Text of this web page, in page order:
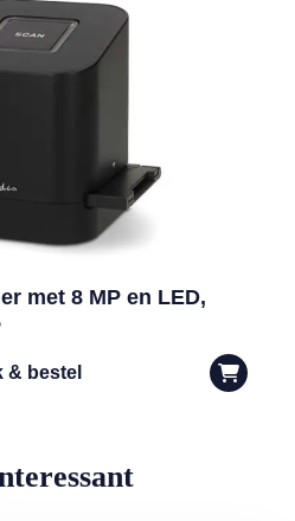
met 8 MP en LED,
& bestel